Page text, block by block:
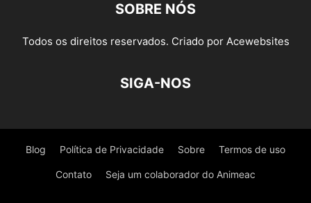
SOBRE NÓS
Todos os direitos reservados. Criado por Acewebsites
SIGA-NOS
Blog Política de Privacidade Sobre Termos de uso
Contato Seja um colaborador do Animeac